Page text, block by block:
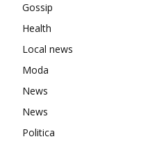
Gossip
Health
Local news
Moda
News
News
Politica